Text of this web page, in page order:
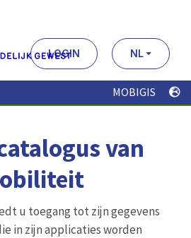
LOGIN NL
MOBIGIS
van
u toegang tot zijn gegevens
in zijn applicaties worden